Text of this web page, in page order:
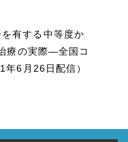
有する中等度か
療の実際―全国コ
6月26日配信）